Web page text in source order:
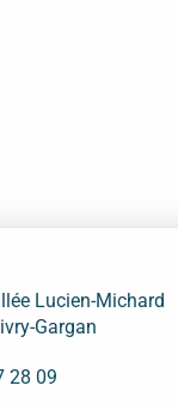
Lucien-Michard
Gargan
28 09